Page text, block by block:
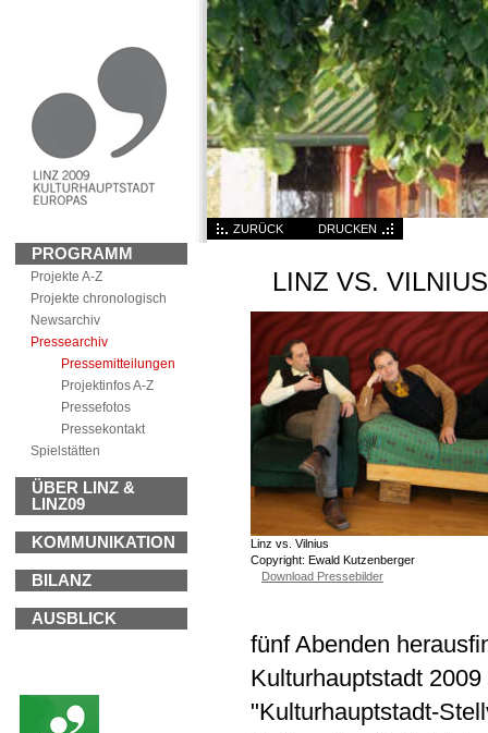
ZURÜCK DRUCKEN
PROGRAMM
Projekte A-Z
Projekte chronologisch
Newsarchiv
Pressearchiv
Pressemitteilungen
Projektinfos A-Z
Pressefotos
Pressekontakt
Spielstätten
ÜBER LINZ &
LINZ09
KOMMUNIKATION
BILANZ
AUSBLICK
LINZ VS.
Linz vs. Vilnius
Copyright: Ewald Kutzenberger
Download Pressebilder
fünf Abenden
Kulturhauptstadt
"Kulturhauptstadt-